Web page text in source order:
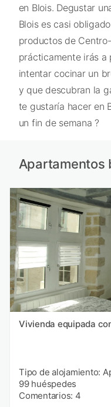
en Blois. Degustar
Blois es casi
productos de
prácticamente irás a
intentar cocinar un
y que descubran la
te gustaría hacer en
un fin de semana ?
Apartamentos
Vivienda equipada
Tipo de alojamiento:
99 huéspedes
Comentarios: 4